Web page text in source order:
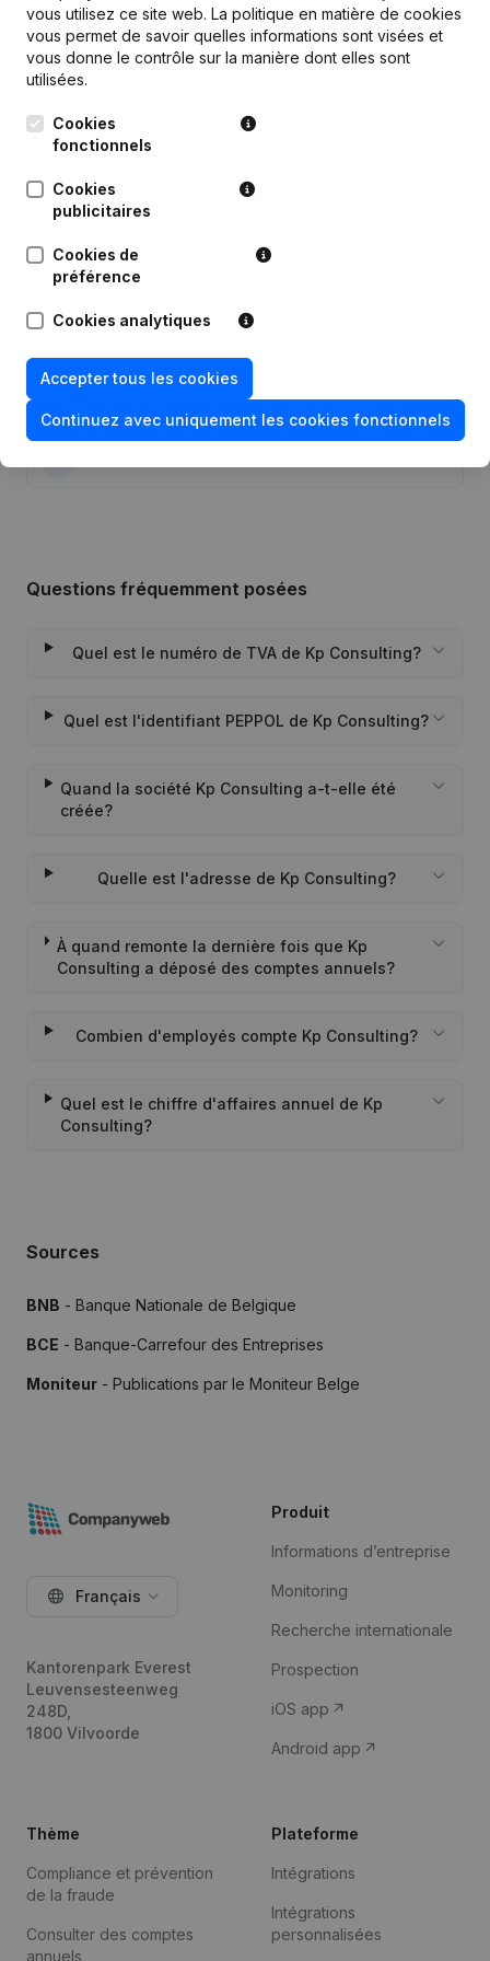
Publications
30-11-2022
30-07-2012
Extension But Déplacement Siège
Questions fréquemment posées
Quel est le numéro de TVA de Kp Consulting?
Quel est l'identifiant PEPPOL de Kp Consulting?
Quand la société Kp Consulting a-t-elle été
créée?
Quelle est l'adresse de Kp Consulting?
À quand remonte la dernière fois que Kp
Consulting a déposé des comptes annuels?
Combien d'employés compte Kp Consulting?
Quel est le chiffre d'affaires annuel de Kp
Consulting?
Sources
BNB - Banque Nationale de Belgique
BCE - Banque-Carrefour des Entreprises
Moniteur - Publications par le Moniteur Belge
vous utilisez ce site web. La politique en matière de cookies
vous permet de savoir quelles informations sont visées et
vous donne le contrôle sur la manière dont elles sont
utilisées.
Cookies
fonctionnels
Cookies
publicitaires
Cookies de
préférence
Cookies analytiques
Accepter tous les cookies
Continuez avec uniquement les cookies fonctionnels
Français
Kantorenpark Everest
Leuvensesteenweg
248D,
1800 Vilvoorde
Produit
Informations d’entreprise
Monitoring
Recherche internationale
Prospection
iOS app
Android app
Thème
Compliance et prévention
de la fraude
Consulter des comptes
annuels
Plateforme
Intégrations
Intégrations
personnalisées